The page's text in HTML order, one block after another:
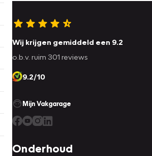
Wij krijgen gemiddeld een 9.2
o.b.v. ruim 301 reviews
9.2/10
Mijn Vakgarage
Onderhoud